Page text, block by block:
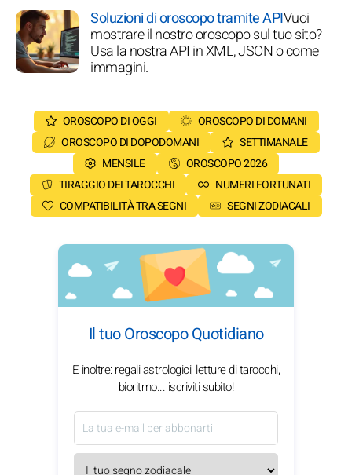
Soluzioni di oroscopo tramite APIVuoi
mostrare il nostro oroscopo sul tuo sito?
Usa la nostra API in XML, JSON o come
immagini.
OROSCOPO DI OGGI
OROSCOPO DI DOMANI
OROSCOPO DI DOPODOMANI
SETTIMANALE
MENSILE
OROSCOPO 2026
TIRAGGIO DEI TAROCCHI
NUMERI FORTUNATI
COMPATIBILITÀ TRA SEGNI
SEGNI ZODIACALI
Il tuo Oroscopo Quotidiano
E inoltre: regali astrologici, letture di tarocchi,
bioritmo... iscriviti subito!